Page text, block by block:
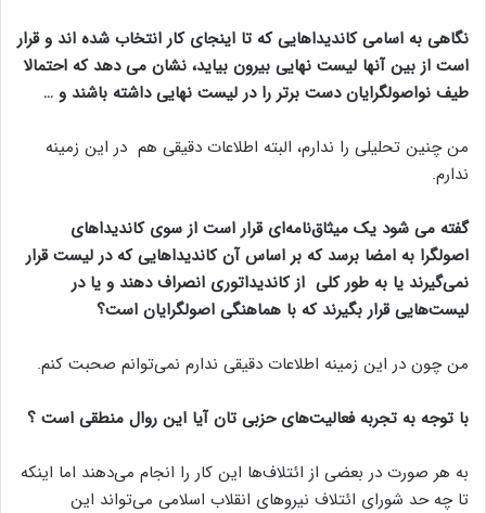
نگاهی به اسامی کاندیداهایی که تا اینجای کار انتخاب شده اند و قرار
است از بین آنها لیست نهایی بیرون بیاید، نشان می دهد که احتمالا
طیف نواصولگرایان دست برتر را در لیست نهایی داشته باشند و …
من چنین تحلیلی را ندارم، البته اطلاعات دقیقی هم در این زمینه
ندارم.
گفته می شود یک میثاق‌نامه‌ای قرار است از سوی کاندیداهای
اصولگرا به امضا برسد که بر اساس آن کاندیداهایی که در لیست قرار
نمی‌گیرند یا به طور کلی از کاندیداتوری انصراف دهند و یا در
لیست‌هایی قرار بگیرند که با هماهنگی اصولگرایان است؟
من چون در این زمینه اطلاعات دقیقی ندارم نمی‌توانم صحبت کنم.
با توجه به تجربه فعالیت‌های حزبی تان آیا این روال منطقی است ؟
به هر صورت در بعضی از ائتلاف‌ها این کار را انجام می‌دهند اما اینکه
تا چه حد شورای ائتلاف نیروهای انقلاب اسلامی می‌تواند این